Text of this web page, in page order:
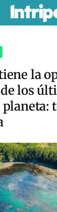
la
los